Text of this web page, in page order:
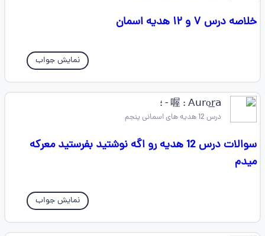
خلاصه درس ۷ و ۱۲ هدیه اسمان
نمایش جواب
喔 : 𝖠𝗎𝗋o͟𝗋𝖺 - ؛
درس 12 هدیه های اسمانی پنجم
سوالات درس 12 هدیه رو اگه نوشتید بفرستید معرکه
میدم
نمایش جواب